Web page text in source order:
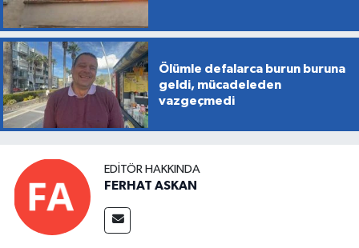
Ölümle defalarca burun buruna
geldi, mücadeleden
vazgeçmedi
EDITÖR HAKKINDA
FERHAT ASKAN